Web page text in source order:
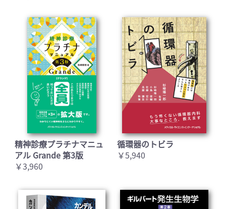
精神診療プラチナマニュ
アル Grande 第3版
￥3,960
循環器のトビラ
￥5,940